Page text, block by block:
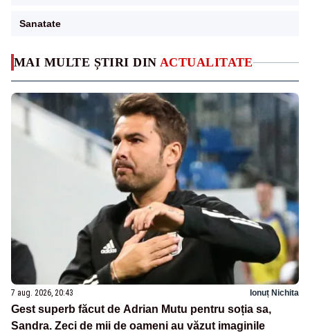
MAI MULTE ȘTIRI DIN ACTUALITATE
7 aug. 2026, 20:43 Ionuț Nichita
Gest superb făcut de Adrian Mutu pentru soția sa,
Sandra. Zeci de mii de oameni au văzut imaginile
Sanatate